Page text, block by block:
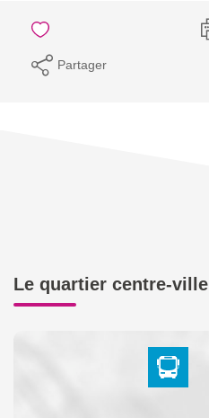
Partager
Le quartier centre-ville